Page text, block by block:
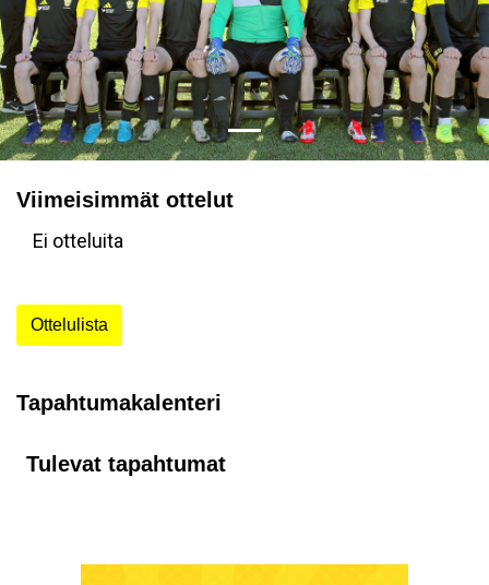
Viimeisimmät ottelut
Ei otteluita
Ottelulista
Tapahtumakalenteri
Tulevat tapahtumat